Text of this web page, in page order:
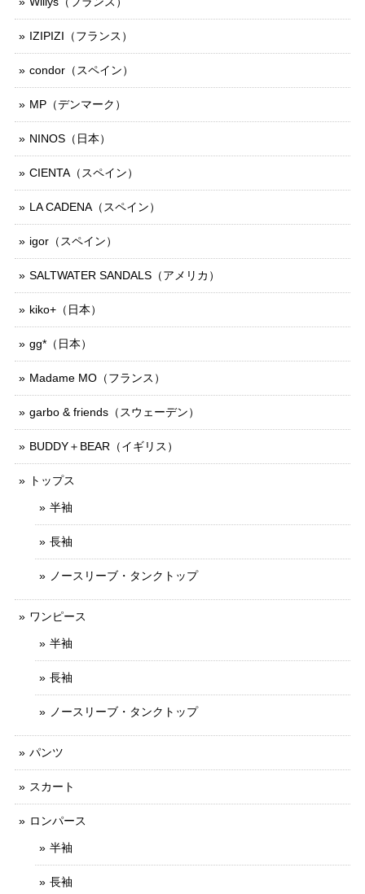
IZIPIZI（フランス）
condor（スペイン）
MP（デンマーク）
NINOS（日本）
CIENTA（スペイン）
LA CADENA（スペイン）
igor（スペイン）
SALTWATER SANDALS（アメリカ）
kiko+（日本）
gg*（日本）
Madame MO（フランス）
garbo & friends（スウェーデン）
BUDDY＋BEAR（イギリス）
トップス
半袖
長袖
ノースリーブ・タンクトップ
ワンピース
半袖
長袖
ノースリーブ・タンクトップ
パンツ
スカート
ロンパース
半袖
長袖